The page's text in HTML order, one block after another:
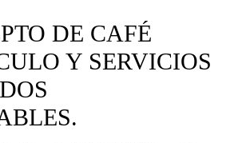
DE CAFÉ
Y SERVICIOS